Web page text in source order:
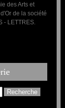
des Arts et
de la société
- LETTRES.